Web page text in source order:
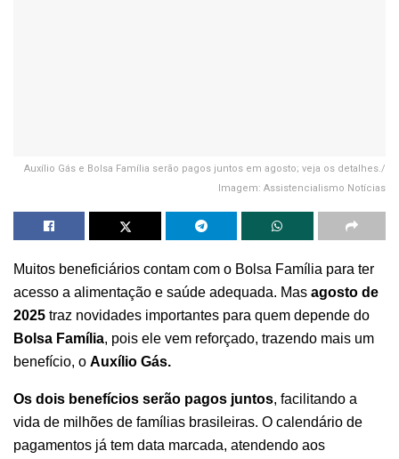
Auxílio Gás e Bolsa Família serão pagos juntos em agosto; veja os detalhes./
Imagem: Assistencialismo Notícias
Muitos beneficiários contam com o Bolsa Família para ter
acesso a alimentação e saúde adequada. Mas agosto de
2025 traz novidades importantes para quem depende do
Bolsa Família, pois ele vem reforçado, trazendo mais um
benefício, o Auxílio Gás.
Os dois benefícios serão pagos juntos, facilitando a
vida de milhões de famílias brasileiras. O calendário de
pagamentos já tem data marcada, atendendo aos